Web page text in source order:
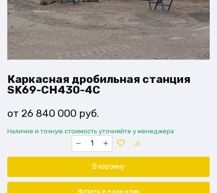
Каркасная дробильная станция
SK69-CH430-4C
26 840 000 руб.
Наличие и точную стоимость уточняйте у менеджера
Количество
товара
Каркасная
дробильная
SK69-
CH430-
В корзину